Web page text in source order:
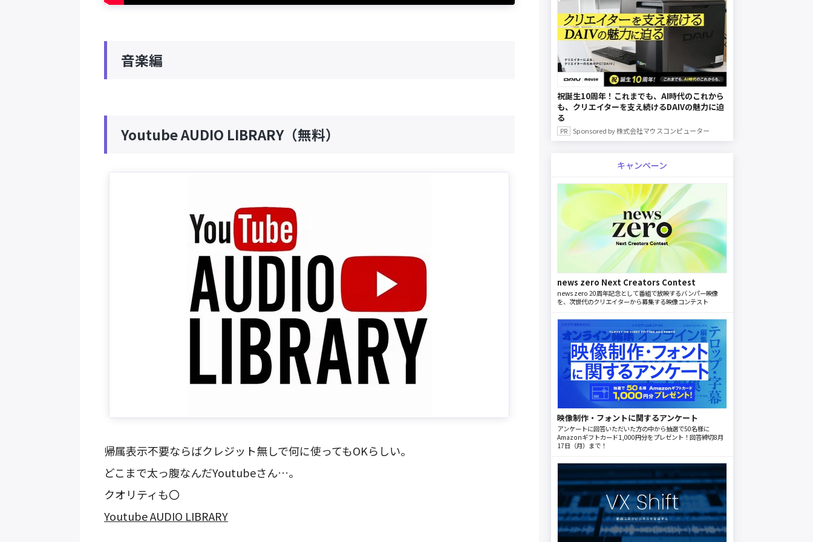
音楽編
Youtube AUDIO LIBRARY（無料）
帰属表示不要ならばクレジット無しで何に使ってもOKらしい。
どこまで太っ腹なんだYoutubeさん…。
クオリティも〇
Youtube AUDIO LIBRARY
祝誕生10周年！これまでも、AI時代のこれから
も、クリエイターを支え続けるDAIVの魅力に迫
る
Sponsored by 株式会社マウスコンピューター
キャンペーン
news zero Next Creators Contest
news zero 20周年記念として番組で放映するバンパー映像
を、次世代のクリエイターから募集する映像コンテスト
映像制作・フォントに関するアンケート
アンケートに回答いただいた方の中から抽選で50名様に
Amazonギフトカード1,000円分をプレゼント！回答締切8月
17日（月）まで！